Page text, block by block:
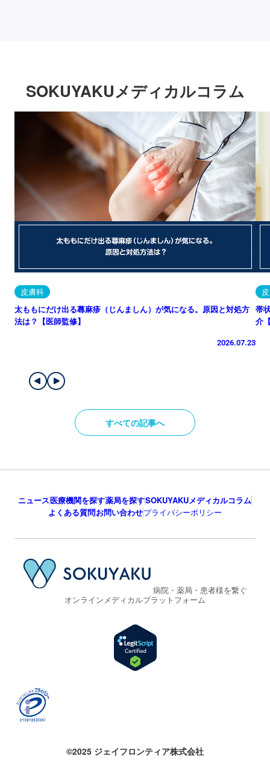
SOKUYAKUメディカルコラム
皮膚科
太ももにだけ出る蕁麻疹（じんましん）が気になる。原因と対処方
法は？【医師監修】
2026.07.23
帯
介
すべての記事へ
ニュース医療機関を探す薬局を探すSOKUYAKUメディカルコラム
よくある質問お問い合わせプライバシーポリシー
病院・薬局・患者様を繋ぐ
オンラインメディカルプラットフォーム
©2025 ジェイフロンティア株式会社